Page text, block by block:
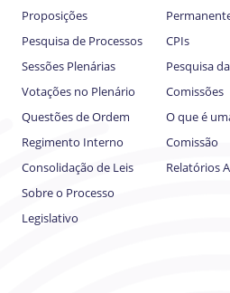
Proposições
Pesquisa de Processos
Sessões Plenárias
Votações no Plenário
Questões de Ordem
Regimento Interno
Consolidação de Leis
Sobre o Processo
Legislativo
CPIs
Pesquisa
Comissões
O que é
Comissão
Relatórios